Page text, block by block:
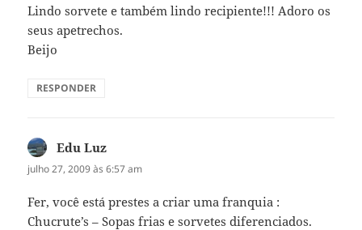
Lindo sorvete e também lindo recipiente!!! Adoro os
seus apetrechos.
Beijo
RESPONDER
Edu Luz
julho 27, 2009 às 6:57 am
Fer, você está prestes a criar uma franquia :
Chucrute’s – Sopas frias e sorvetes diferenciados.